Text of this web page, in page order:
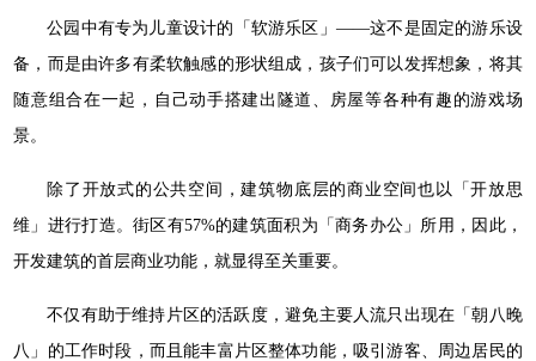
公园中有专为儿童设计的「软游乐区」——这不是固定的游乐设
备，而是由许多有柔软触感的形状组成，孩子们可以发挥想象，将其
随意组合在一起，自己动手搭建出隧道、房屋等各种有趣的游戏场
景。
除了开放式的公共空间，建筑物底层的商业空间也以「开放思
维」进行打造。街区有57%的建筑面积为「商务办公」所用，因此，
开发建筑的首层商业功能，就显得至关重要。
不仅有助于维持片区的活跃度，避免主要人流只出现在「朝八晚
八」的工作时段，而且能丰富片区整体功能，吸引游客、周边居民的